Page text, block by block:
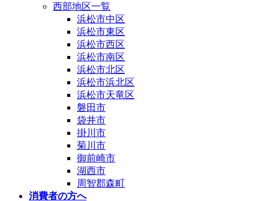
西部地区一覧
浜松市中区
浜松市東区
浜松市西区
浜松市南区
浜松市北区
浜松市浜北区
浜松市天竜区
磐田市
袋井市
掛川市
菊川市
御前崎市
湖西市
周智郡森町
消費者の方へ